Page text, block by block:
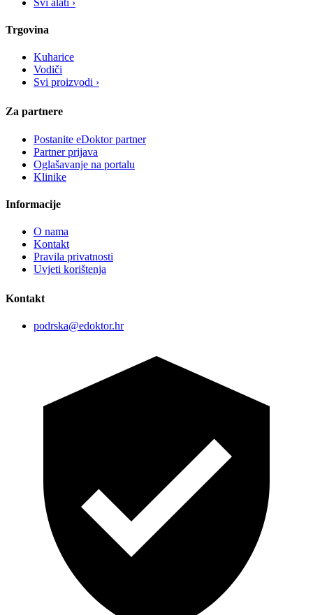
Trgovina
Kuharice
Vodiči
Svi proizvodi ›
Za partnere
Postanite eDoktor partner
Partner prijava
Oglašavanje na portalu
Klinike
Informacije
O nama
Kontakt
Pravila privatnosti
Uvjeti korištenja
Kontakt
podrska@edoktor.hr